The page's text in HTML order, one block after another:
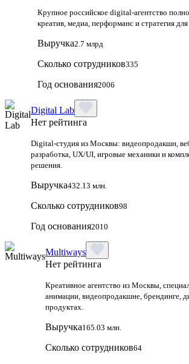
Крупное российское digital‑агентство
креатив, медиа, перформанс и стратегия для
Выручка2.7 млрд
Сколько сотрудников335
Год основания2006
Digital Lab
Нет рейтинга
Digital-студия из Москвы: видеопродакшн,
разработка, UX/UI, игровые механики и
решения.
Выручка432.13 млн.
Сколько сотрудников98
Год основания2010
Multiways
Нет рейтинга
Креативное агентство из Москвы,
анимации, видеопродакшне, брендинге,
продуктах.
Выручка165.03 млн.
Сколько сотрудников64